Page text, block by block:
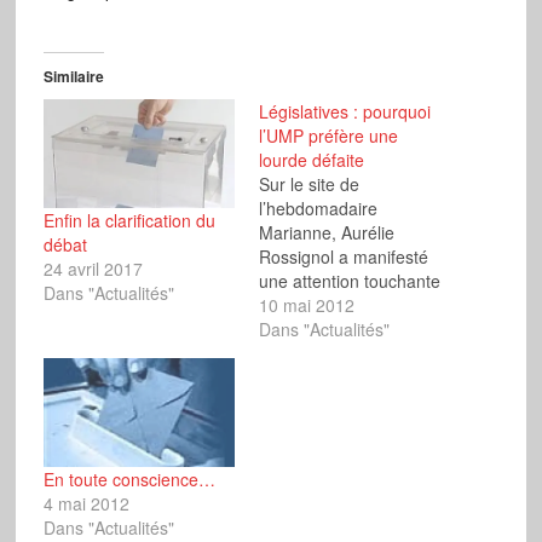
Similaire
Enfin la clarification du
débat
24 avril 2017
Dans "Actualités"
Législatives : pourquoi
l’UMP préfère une
lourde défaite
Sur le site de
l’hebdomadaire
Marianne, Aurélie
Rossignol a manifesté
une attention touchante
à l’égard de Bruno
Gollnisch en s’inquiétant
10 mai 2012
Dans "Actualités"
En toute conscience…
4 mai 2012
Dans "Actualités"